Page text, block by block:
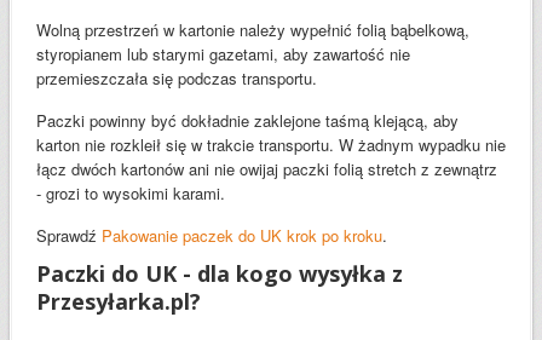
Wolną przestrzeń w kartonie należy wypełnić folią bąbelkową,
styropianem lub starymi gazetami, aby zawartość nie
przemieszczała się podczas transportu.
Paczki powinny być dokładnie zaklejone taśmą klejącą, aby
karton nie rozkleił się w trakcie transportu. W żadnym wypadku nie
łącz dwóch kartonów ani nie owijaj paczki folią stretch z zewnątrz
- grozi to wysokimi karami.
Sprawdź Pakowanie paczek do UK krok po kroku.
Paczki do UK - dla kogo wysyłka z
Przesyłarka.pl?